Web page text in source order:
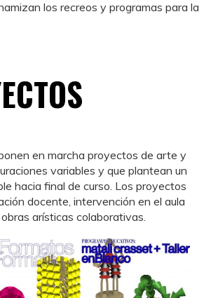
los recreos y programas para la
en marcha proyectos de arte y
variables y que plantean un
hacia final de curso. Los proyectos
docente, intervención en el aula
arísticas colaborativas.